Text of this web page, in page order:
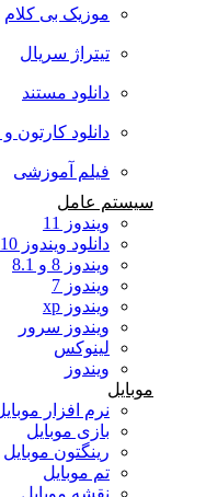
موزیک بی کلام
تیتراژ سریال
دانلود مستند
دانلود کارتون و
فیلم آموزشی
سیستم عامل
ویندوز 11
دانلود ویندوز 10
ویندوز 8 و 8.1
ویندوز 7
ویندوز xp
ویندوز سرور
لینوکس
ویندوز
موبایل
نرم افزار موبایل
بازی موبایل
رینگتون موبایل
تم موبایل
نقشه موبایل